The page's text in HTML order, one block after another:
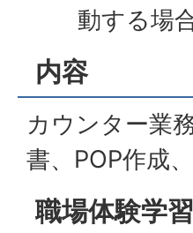
動する場
内容
カウンター業
書、POP作成
職場体験学